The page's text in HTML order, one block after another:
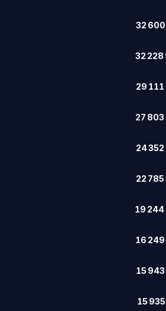
32 600
32
29
27
24
22
19 244
16
15
15